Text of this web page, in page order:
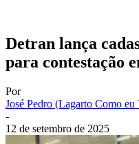
Detran lança
para contestação
Por
José Pedro (Lagarto Como eu
-
12 de setembro de 2025